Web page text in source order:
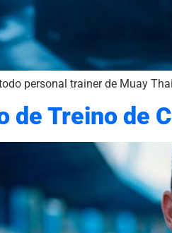
personal trainer de Muay
de Treino de